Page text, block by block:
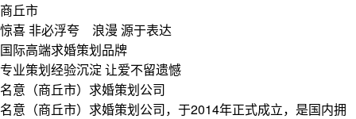
商丘市
惊喜 非必浮夸 浪漫 源于表达
国际高端求婚策划品牌
专业策划经验沉淀 让爱不留遗憾
名意（商丘市）求婚策划公司
名意（商丘市）求婚策划公司，于2014年正式成立，是国内拥